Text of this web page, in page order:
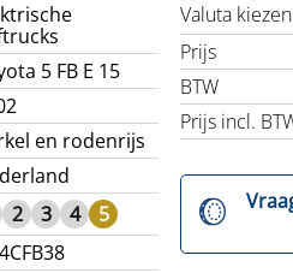
5 FB E 15
en rodenrijs
2 3 4
5
Valuta kiezen
Prijs
BTW
Prijs incl.